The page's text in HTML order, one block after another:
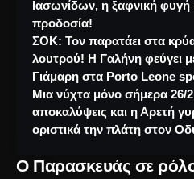
Ιασωνίδων, η ξαφνική φυγή
προδοσία!
ΣΟΚ: Τον παρατάει στα
λουτρού! Η Γαλήνη φεύγει
Γιάμαρη στα Porto Leone
Μια νύχτα μόνο σήμερα 26/
αποκαλύψεις και η Αρετή
οριστικά την πλάτη στον
Ο Παρασκευάς σε ρόλο